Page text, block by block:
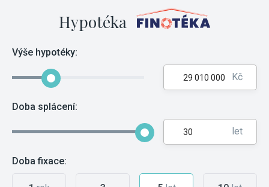
Hypotéka
Výše hypotéky:
Kč
Doba splácení:
let
Doba fixace: